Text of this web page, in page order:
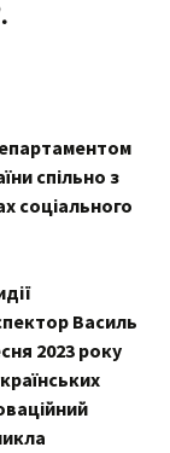
спільно з
соціального
Василь
2023 року